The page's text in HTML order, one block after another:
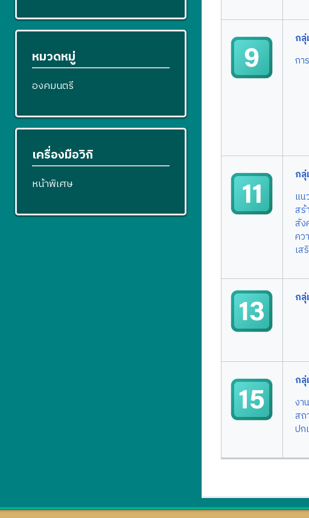
กลุ่
กา
ก
แน
สร้
สัง
คว
เส
กลุ่
กลุ่
งา
สถ
ปก
หมวดหมู่
องคมนตรี
เครื่องมือวิกิ
หน้าพิเศษ